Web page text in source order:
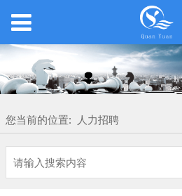
您当前的位置: 人力招聘